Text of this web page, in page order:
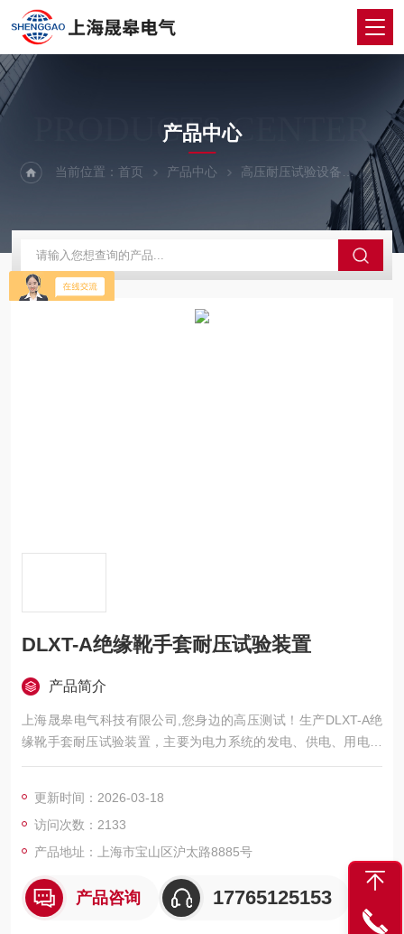
PRODUCTS CENTER
产品中心
当前位置：首页 产品中心 高压耐压试验设备 全自
DLXT-A绝缘靴手套耐压试验装置
产品简介
上海晟皋电气科技有限公司,您身边的高压测试！生产DLXT-A绝
缘靴手套耐压试验装置，主要为电力系统的发电、供电、用电部
门，科研机构与电力设备相关的生产企业，提供的高压试验设备
更新时间：2026-03-18
访问次数：2133
产品地址：上海市宝山区沪太路8885号
产品咨询 17765125153